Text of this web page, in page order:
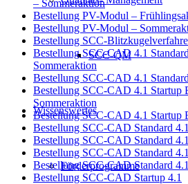
SCC-QM
Wissenswertes
Förderprogramme
– Sommeraktion
Bestellung PV-Modul –
Bestellung PV-Modul –
Bestellung SCC-
Bestellung SCC-CAD 4.1
Sommeraktion
Bestellung SCC-CAD 4.1
Bestellung SCC-CAD 4.1 Startup
Sommeraktion
Bestellung SCC-CAD 4.1 Startup
Bestellung SCC-CAD Standard 4.1
Bestellung SCC-CAD Standard
Bestellung SCC-CAD Standard
Bestellung SCC-CAD Standard
Bestellung SCC-CAD Startup 4.1